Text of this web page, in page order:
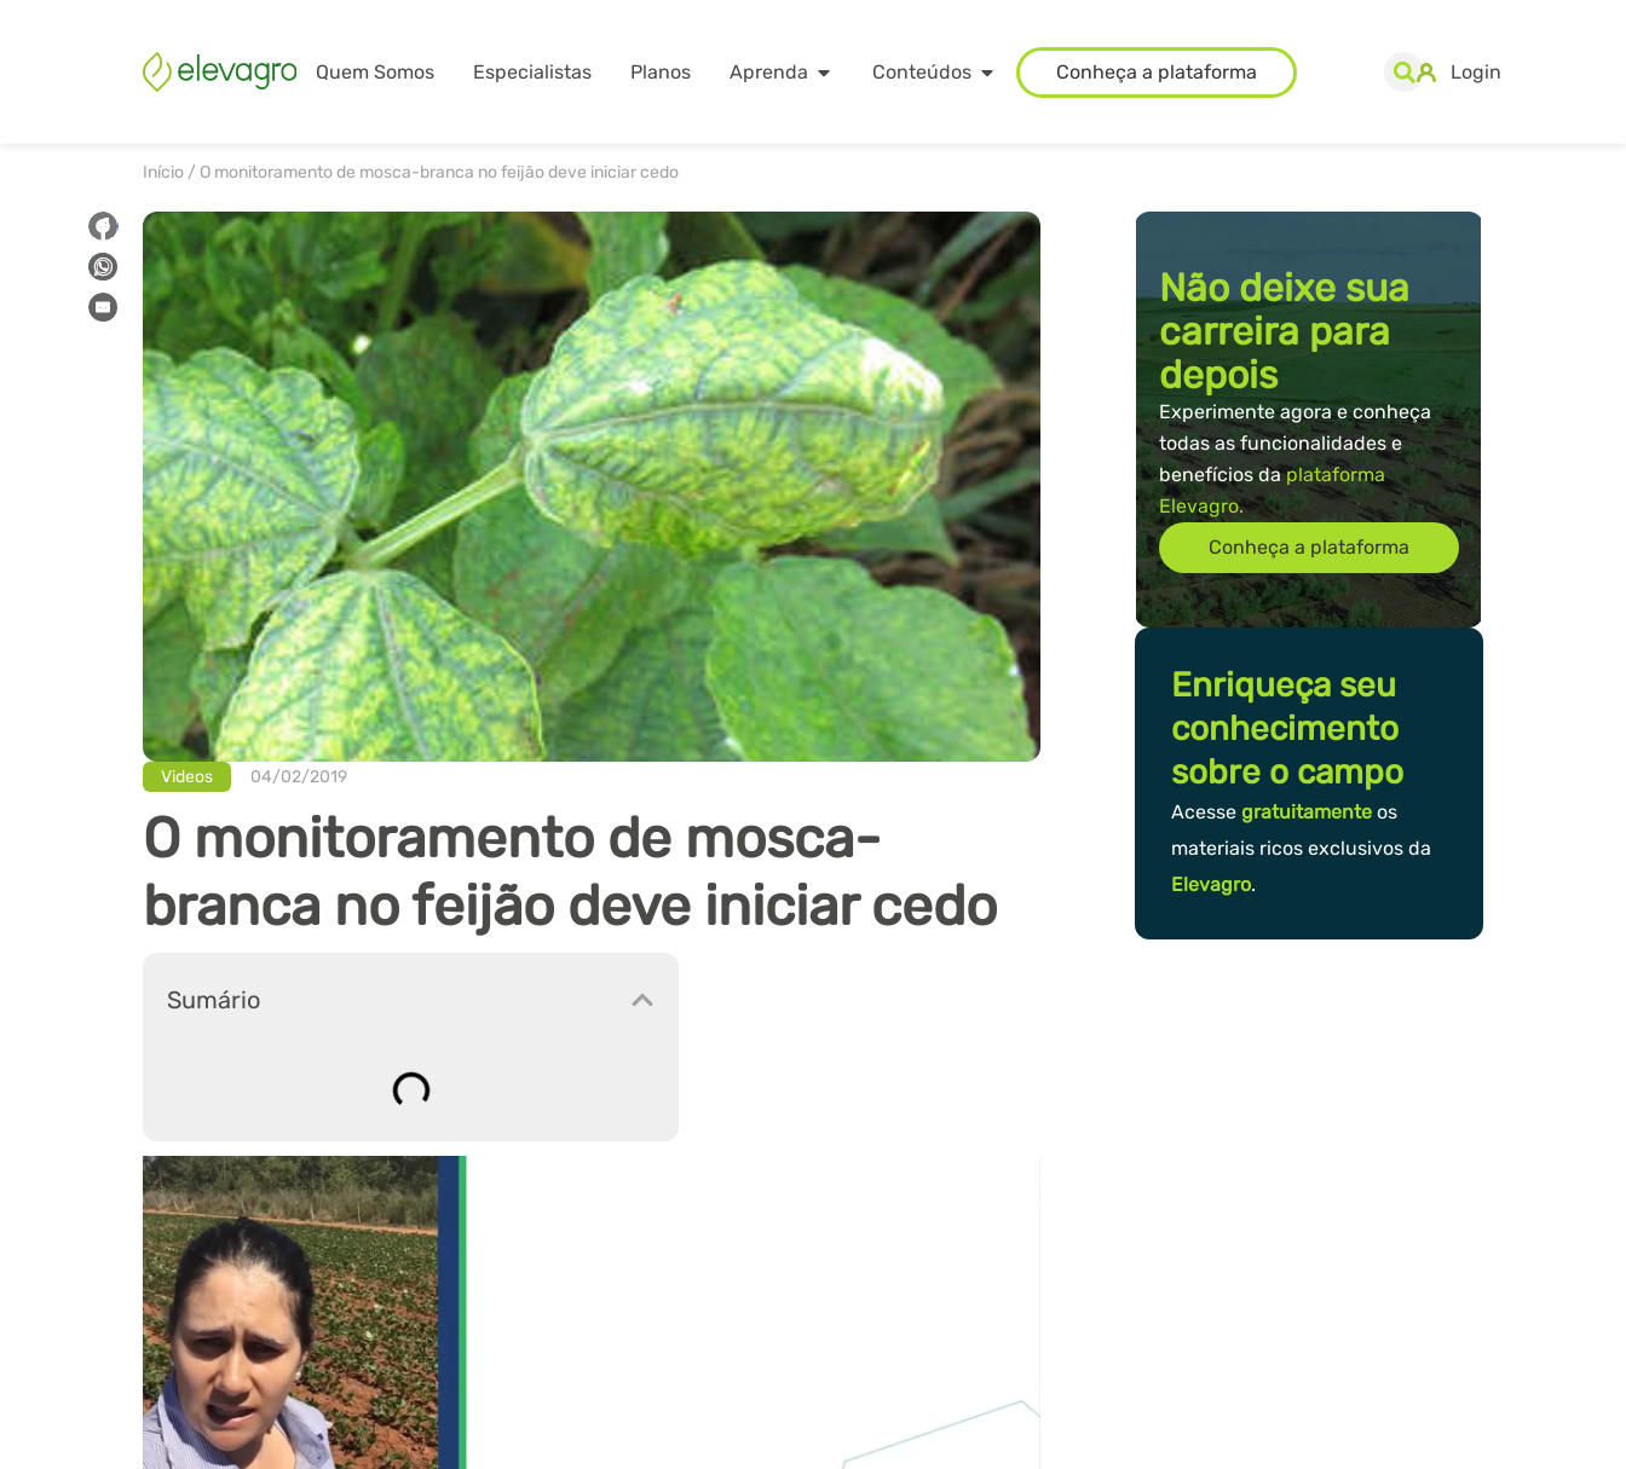
Quem Somos Especialistas Planos Aprenda Conteúdos Conheça a plataforma Login
Início / O monitoramento de mosca-branca no feijão deve iniciar cedo
Videos 04/02/2019
O monitoramento de mosca-
branca no feijão deve iniciar cedo
Sumário
Não deixe sua
carreira para
depois
Experimente agora e conheça
todas as funcionalidades e
benefícios daplataforma
Elevagro.
Conheça a plataforma
Enriqueça seu
conhecimento
sobre o campo
Acesse gratuitamenteos
materiais ricos exclusivos da
Elevagro.